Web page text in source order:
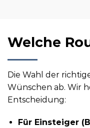
Welche
Die Wahl der
Wünschen ab. Wir
Entscheidung:
Für Einsteiger